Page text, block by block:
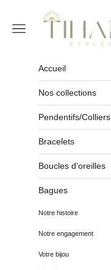
Tihani Perles
Menu
Accueil
Nos collections
Pendentifs/Colliers
Bracelets
Boucles d’oreilles
Bagues
Notre histoire
Notre engagement
Votre bijou